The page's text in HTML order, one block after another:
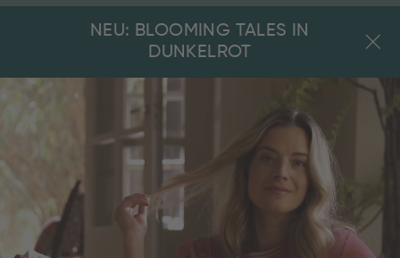
NEU: BLOOMING TALES IN
DUNKELROT